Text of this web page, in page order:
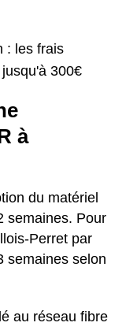
: les frais
300€
à
du matériel
semaines. Pour
Perret par
semaines selon
au réseau fibre